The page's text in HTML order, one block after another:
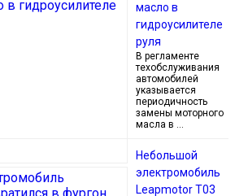
масло в
гидроусилителе
руля
В регламенте
техобслуживания
автомобилей
указывается
периодичность
замены моторного
масла в …
Небольшой
электромобиль
Leapmotor T03